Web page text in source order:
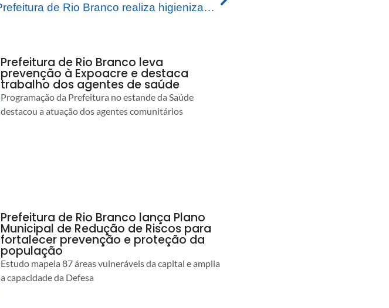
Prefeitura de Rio Branco realiza higienização nos colégios para garantir segurança da comunidade escolar
Prefeitura de Rio Branco leva
prevenção à Expoacre e destaca
trabalho dos agentes de saúde
Programação da Prefeitura no estande da Saúde
destacou a atuação dos agentes comunitários
Prefeitura de Rio Branco lança Plano
Municipal de Redução de Riscos para
fortalecer prevenção e proteção da
população
Estudo mapeia 87 áreas vulneráveis da capital e amplia
a capacidade da Defesa